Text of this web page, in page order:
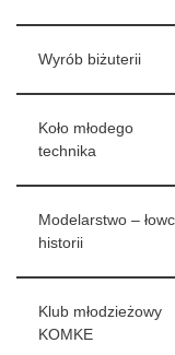
Wyrób biżuterii
Koło młodego
technika
Modelarstwo –
historii
Klub młodzieżowy
KOMKE